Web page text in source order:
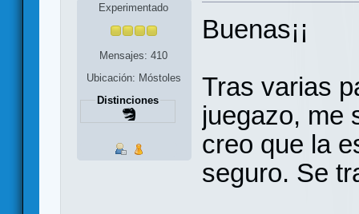
Experimentado
Mensajes: 410
Ubicación: Móstoles
Distinciones
Buenas¡¡
Tras varias
juegazo, me
creo que la
seguro. Se